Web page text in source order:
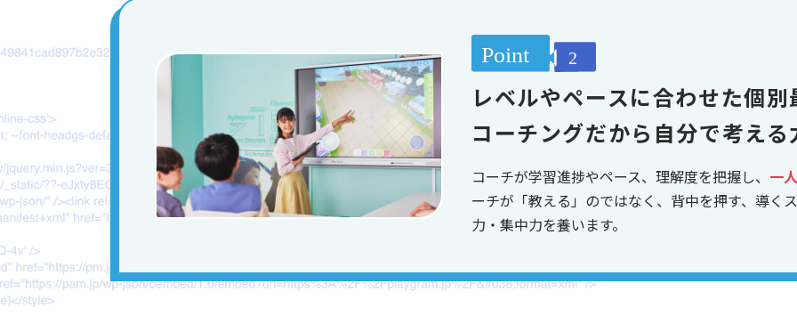
レベルやペースに合わせた個
コーチングだから自分で考え
コーチが学習進捗やペース、理解度を把握し、 一
ーチが「教える」のではなく、背中を押す、導く
力・集中力を養います。